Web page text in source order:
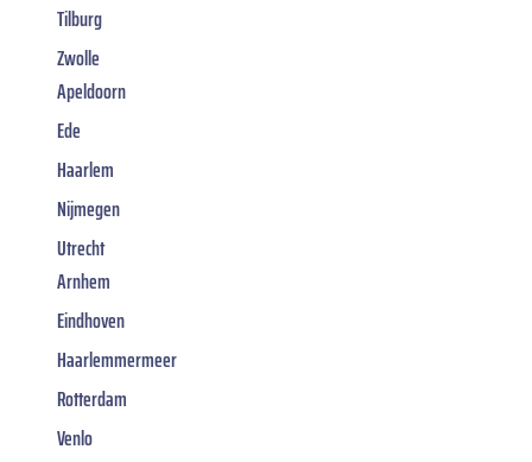
Tilburg
Zwolle
Apeldoorn
Ede
Haarlem
Nijmegen
Utrecht
Arnhem
Eindhoven
Haarlemmermeer
Rotterdam
Venlo